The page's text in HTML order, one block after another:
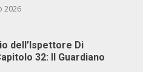
2026
dell’Ispettore Di
32: Il Guardiano